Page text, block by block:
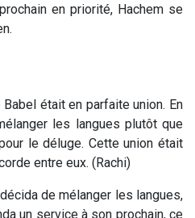
en priorité, Hachem se
était en parfaite union. En
les langues plutôt que
le déluge. Cette union était
entre eux. (Rachi)
de mélanger les langues,
un service à son prochain, ce